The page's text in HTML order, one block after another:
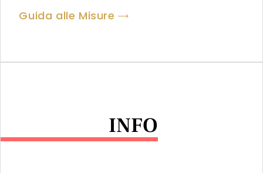
Guida alle Misure
INFO